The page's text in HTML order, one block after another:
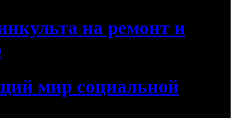
на ремонт и
мир социальной